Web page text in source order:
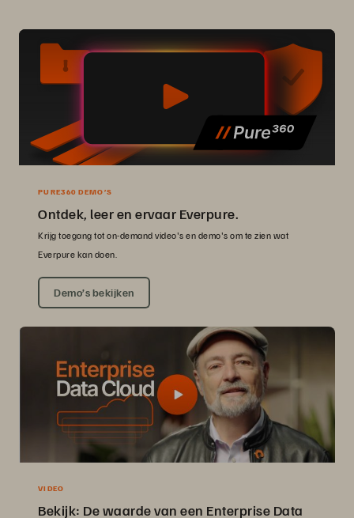
PURE360 DEMO’S
Ontdek, leer en ervaar Everpure.
Krijg toegang tot on-demand video's en demo's om te zien wat
Everpure kan doen.
Demo’s bekijken
VIDEO
Bekijk: De waarde van een Enterprise Data